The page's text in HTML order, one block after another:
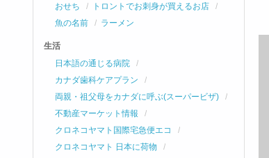
おせち
トロントでお刺身が買えるお店
魚の名前
ラーメン
生活
日本語の通じる病院
カナダ歯科ケアプラン
両親・祖父母をカナダに呼ぶ(スーパービザ)
不動産マーケット情報
クロネコヤマト国際宅急便エコ
クロネコヤマト 日本に荷物